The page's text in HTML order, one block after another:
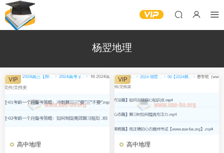
杨翌地理
高中地理
VIP
高中地理
VIP